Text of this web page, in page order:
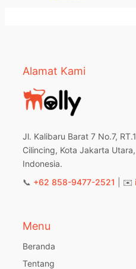
Alamat Kami
Jl. Kalibaru Barat 7 No.7,
Cilincing, Kota Jakarta
Indonesia.
📞 +62 858-9477-2521 | ✉️
Menu
Beranda
Tentang